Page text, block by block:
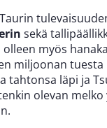
sekä
myös
miljoonan
tahtonsa läpi ja
olevan melko